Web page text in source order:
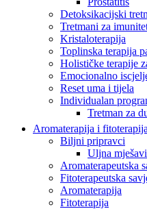
Detoksikacijski
Tretmani za
Kristaloterapija
Toplinska terapija
Holističke terapije
Emocionalno
Reset uma i tijela
Individualan
Tretman za
Aromaterapija i fitoterapija
Biljni pripravci
Uljna
Aromaterapeutska
Fitoterapeutska
Aromaterapija
Fitoterapija